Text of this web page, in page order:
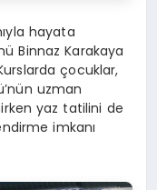
hayata
Binnaz Karakaya
çocuklar,
uzman
yaz tatilini de
imkanı